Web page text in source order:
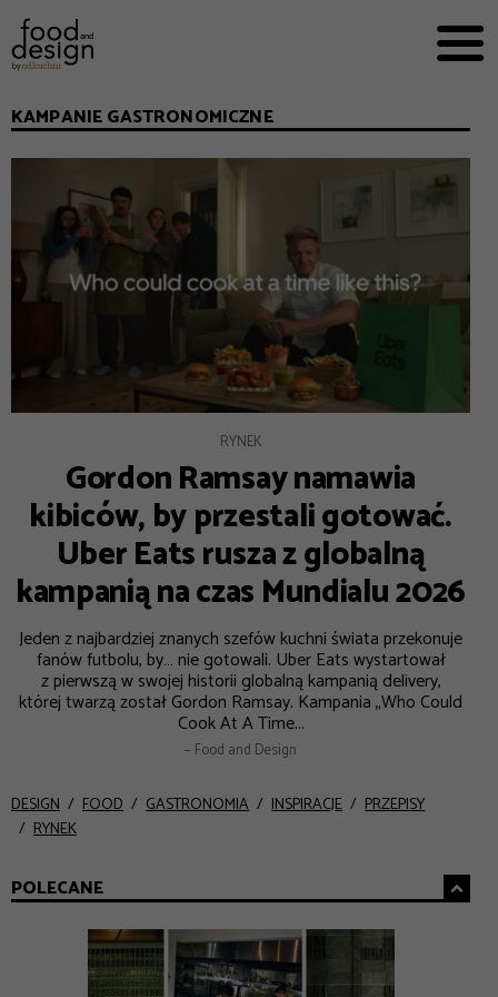


EKSPERCI
FOOD WORKING
E-BOOKI
O NAS
REKLAMA
KAMPANIE GASTRONOMICZNE
RYNEK
Gordon Ramsay namawia
kibiców, by przestali gotować.
Uber Eats rusza z globalną
kampanią na czas Mundialu 2026
Jeden z najbardziej znanych szefów kuchni świata przekonuje
fanów futbolu, by… nie gotowali. Uber Eats wystartował
z pierwszą w swojej historii globalną kampanią delivery,
której twarzą został Gordon Ramsay. Kampania „Who Could
Cook At A Time...
– Food and Design
DESIGN FOOD GASTRONOMIA INSPIRACJE
PRZEPISY
RYNEK
POLECANE